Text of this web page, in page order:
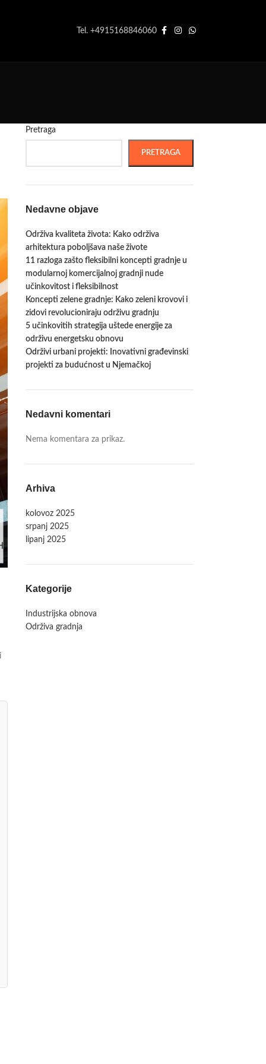
Tel. +4915168846060
Pretraga
PRETRAGA
Nedavne objave
Održiva kvaliteta života: Kako održiva
arhitektura poboljšava naše živote
11 razloga zašto fleksibilni koncepti gradnje u
modularnoj komercijalnoj gradnji nude
učinkovitost i fleksibilnost
Koncepti zelene gradnje: Kako zeleni krovovi i
zidovi revolucioniraju održivu gradnju
5 učinkovitih strategija uštede energije za
održivu energetsku obnovu
Održivi urbani projekti: Inovativni građevinski
projekti za budućnost u Njemačkoj
Nedavni komentari
Nema komentara za prikaz.
Arhiva
kolovoz 2025
srpanj 2025
lipanj 2025
Kategorije
Industrijska obnova
Održiva gradnja